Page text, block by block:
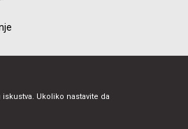
Ukoliko nastavite da